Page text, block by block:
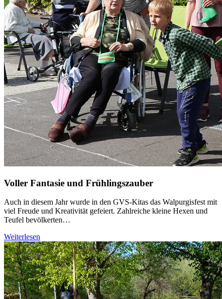
Voller Fantasie und Frühlingszauber
Auch in diesem Jahr wurde in den GVS-Kitas das Walpurgisfest mit
viel Freude und Kreativität gefeiert. Zahlreiche kleine Hexen und
Teufel bevölkerten…
Weiterlesen